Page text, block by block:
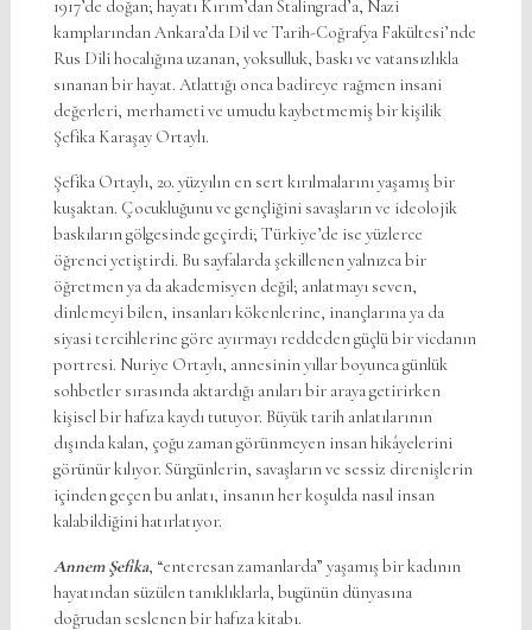
1917’de doğan; hayatı Kırım’dan Stalingrad’a, Nazi
kamplarından Ankara’da Dil ve Tarih-Coğrafya Fakültesi’nde
Rus Dili hocalığına uzanan, yoksulluk, baskı ve vatansızlıkla
sınanan bir hayat. Atlattığı onca badireye rağmen insani
değerleri, merhameti ve umudu kaybetmemiş bir kişilik
Şefika Karaşay Ortaylı.
Şefika Ortaylı, 20. yüzyılın en sert kırılmalarını yaşamış bir
kuşaktan. Çocukluğunu ve gençliğini savaşların ve ideolojik
baskıların gölgesinde geçirdi; Türkiye’de ise yüzlerce
öğrenci yetiştirdi. Bu sayfalarda şekillenen yalnızca bir
öğretmen ya da akademisyen değil; anlatmayı seven,
dinlemeyi bilen, insanları kökenlerine, inançlarına ya da
siyasi tercihlerine göre ayırmayı reddeden güçlü bir vicdanın
portresi. Nuriye Ortaylı, annesinin yıllar boyunca günlük
sohbetler sırasında aktardığı anıları bir araya getirirken
kişisel bir hafıza kaydı tutuyor. Büyük tarih anlatılarının
dışında kalan, çoğu zaman görünmeyen insan hikâyelerini
görünür kılıyor. Sürgünlerin, savaşların ve sessiz direnişlerin
içinden geçen bu anlatı, insanın her koşulda nasıl insan
kalabildiğini hatırlatıyor.
Annem Şefika, “enteresan zamanlarda” yaşamış bir kadının
hayatından süzülen tanıklıklarla, bugünün dünyasına
doğrudan seslenen bir hafıza kitabı.